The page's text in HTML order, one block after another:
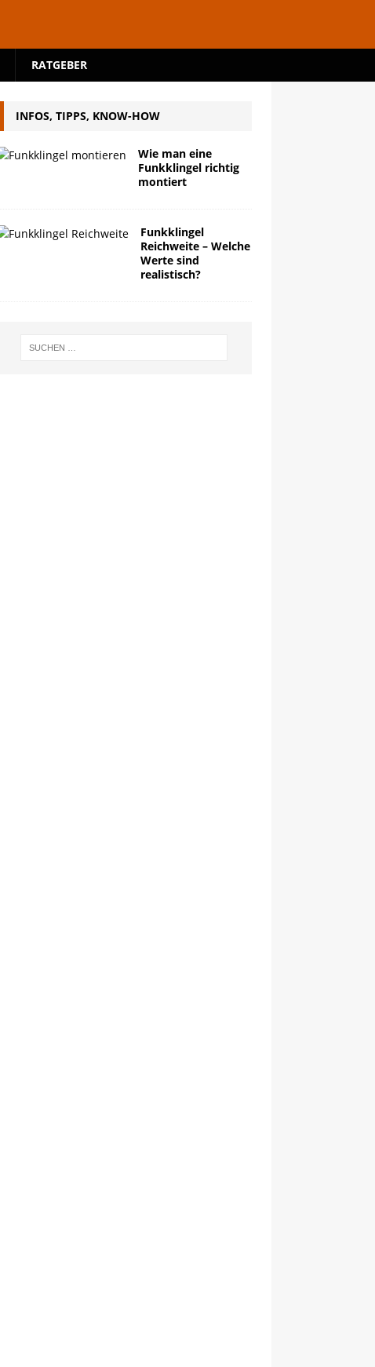
RATGEBER
INFOS, TIPPS, KNOW-HOW
Wie man eine
Funkklingel richtig
montiert
Funkklingel
Reichweite – Welche
Werte sind
realistisch?